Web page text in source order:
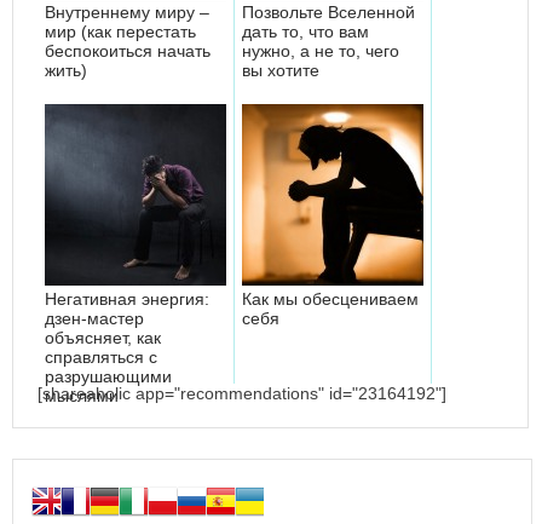
Внутреннему миру –
мир (как перестать
беспокоиться начать
жить)
Позвольте Вселенной
дать то, что вам
нужно, а не то, чего
вы хотите
Негативная энергия:
дзен-мастер
объясняет, как
справляться с
разрушающими
мыслями
Как мы обесцениваем
себя
[shareaholic app="recommendations" id="23164192"]